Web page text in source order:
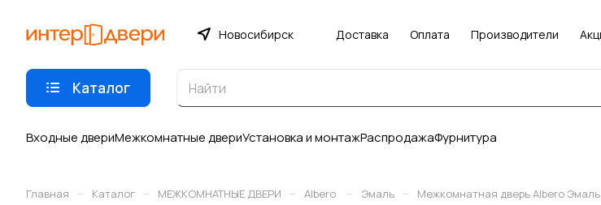
Новосибирск Доставка Оплата Производители
Каталог
Входные двериМежкомнатные двериУстановка и монтажРаспродажаФурнитура
Главная – Каталог – МЕЖКОМНАТНЫЕ ДВЕРИ – Albero – Эмаль – Межкомнатная дверь Albero